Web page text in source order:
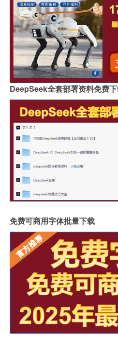
DeepSeek全套部署资料免费
免费可商用字体批量下载